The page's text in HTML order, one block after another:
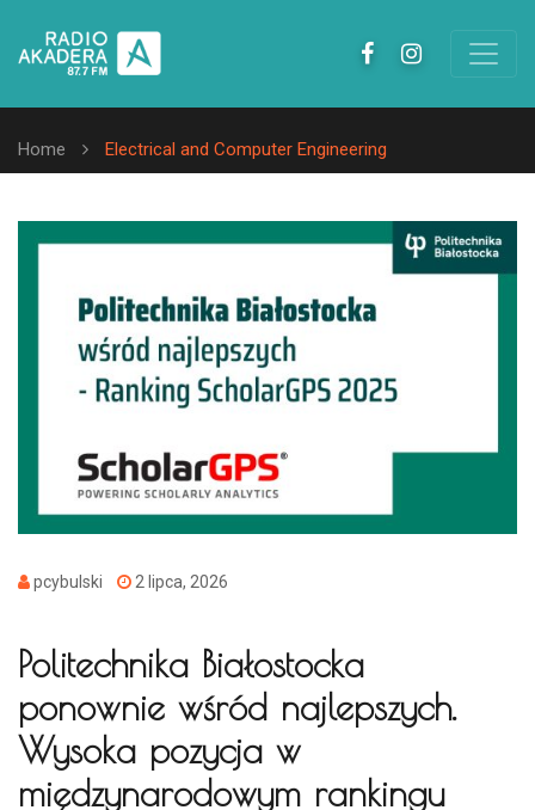
Home Electrical and Computer Engineering
pcybulski 2 lipca, 2026
Politechnika Białostocka
ponownie wśród najlepszych.
Wysoka pozycja w
międzynarodowym rankingu